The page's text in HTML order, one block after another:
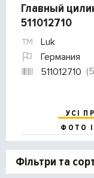
Главный
511012710
Luk
Германия
511012710
УСІ
ФОТО І
Фільтри та